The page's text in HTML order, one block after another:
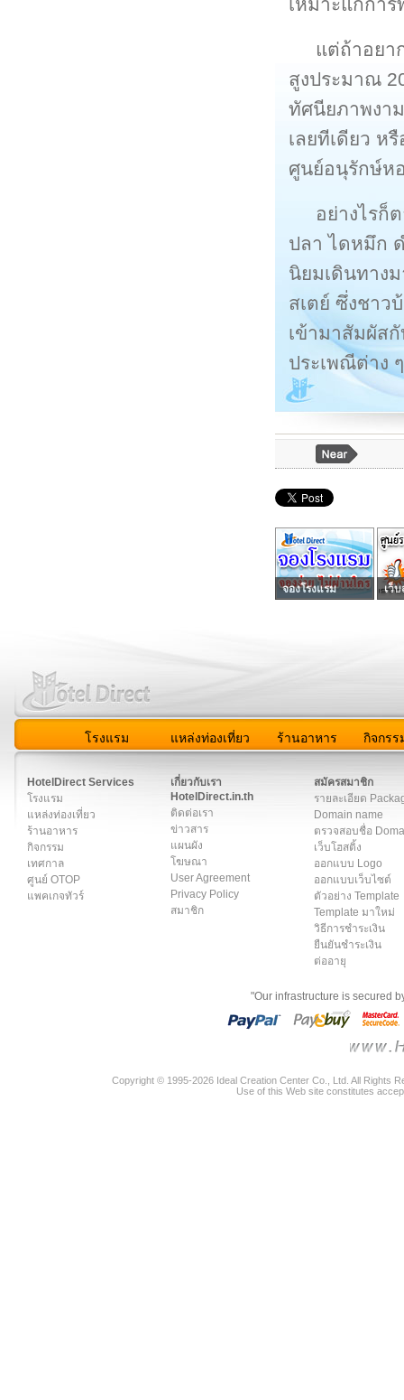
แต่ถ้าอยา
สูงประมาณ
ทัศนียภาพงาม
เลยทีเดียว ห
ศูนย์อนุรักษ์ห
อย่างไรก็
ปลา ไดหมึก
นิยมเดินทาง
สเตย์ ซึ่งชาว
เข้ามาสัมผัส
ประเพณีต่าง
จองโรงแรม เว็บ
โรงแรม แหล่งท่องเที่ยว ร้านอาหาร กิจกรร
HotelDirect Services
โรงแรม
แหล่งท่องเที่ยว
ร้านอาหาร
กิจกรรม
เทศกาล
ศูนย์ OTOP
แพคเกจทัวร์
เกี่ยวกับเรา
HotelDirect.in.th
ติดต่อเรา
ข่าวสาร
แผนผัง
โฆษณา
User Agreement
Privacy Policy
สมาชิก
สมัครสมาชิก
รายละเอียด
Domain name
ตรวจสอบชื่อ
เว็บโฮสติ้ง
ออกแบบ Logo
ออกแบบเว็บไซต์
ตัวอย่าง Template
Template มาใหม่
วิธีการชำระเงิน
ยืนยันชำระเงิน
ต่ออายุ
"Our infrastructure is secured
Copyright © 1995-2026 Ideal Creation Center Co., Ltd. All Rights
Use of this Web site constitutes